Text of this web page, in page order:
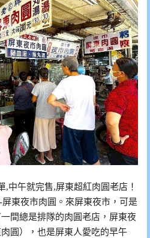
,中午就完售,屏東超紅肉圓老店！
東夜市肉圓。來屏東夜市，可是
間總是排隊的肉圓老店，屏東夜
圓），也是屏東人愛吃的早午